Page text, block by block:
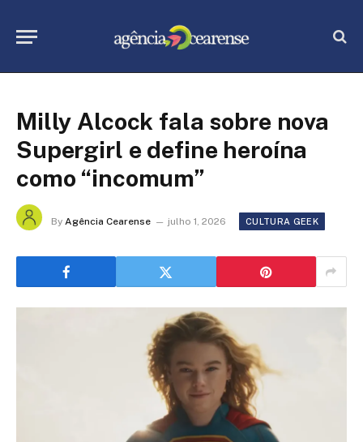
Milly Alcock fala sobre nova
Supergirl e define heroína
como “incomum”
By Agência Cearense julho 1, 2026 CULTURA GEEK